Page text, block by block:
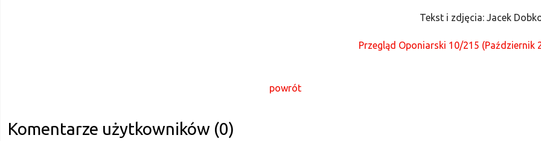
Tekst i zdjęcia: Jacek
Przegląd Oponiarski 10/215 (Październik
powrót
Komentarze użytkowników (0)